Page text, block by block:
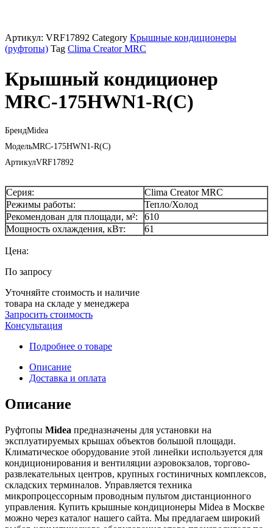
Артикул: VRF17892 Category Крышные кондиционеры
(руфтопы) Tag Clima Creator MRC
Крышный кондиционер
MRC-175HWN1-R(C)
БрендMidea
МодельMRC-175HWN1-R(C)
АртикулVRF17892
Серия:
Clima Creator MRC
Режимы работы:
Тепло/Холод
Рекомендован для площади, м²:
610
Мощность охлаждения, кВт:
61
Цена:
По запросу
Уточняйте стоимость и наличие
товара на складе у менеджера
Запросить стоимость
Консультация
Подробнее о товаре
Описание
Доставка и оплата
Описание
Руфтопы Midea предназначены для установки на
эксплуатируемых крышах объектов большой площади.
Климатическое оборудование этой линейки используется для
кондиционирования и вентиляции аэровокзалов, торгово-
развлекательных центров, крупных гостиничных комплексов,
складских терминалов. Управляется техника
микропроцессорным проводным пультом дистанционного
управления. Купить крышные кондиционеры Midea в Москве
можно через каталог нашего сайта. Мы предлагаем широкий